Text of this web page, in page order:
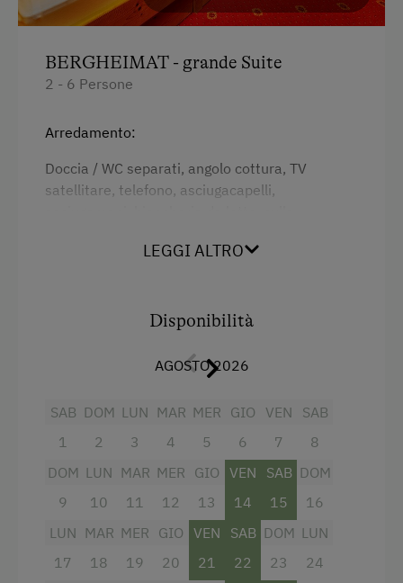
BERGHEIMAT - grande Suite
2 - 6 Persone
Arredamento:
Doccia / WC separati, angolo cottura, TV
satellitare, telefono, asciugacapelli,
cassaforte, attrezzatura da cucina, bollitore,
Balcone / terrazzo, vista su un paesaggio
montano unico, bevande acquistabili in casa.
servizio di consegna del pane.
Servizi
Letto matrimoniale (kingsize)
LEGGI ALTRO
Disponibilità
AGOSTO 2026
SAB
1
DOM
2
LUN
3
MAR
4
MER
5
GIO
6
VEN
7
SAB
8
DOM
9
LUN
10
MAR
11
MER
12
GIO
13
VEN
14
SAB
15
DOM
16
LUN
17
MAR
18
MER
19
GIO
20
VEN
21
SAB
22
DOM
23
LUN
24